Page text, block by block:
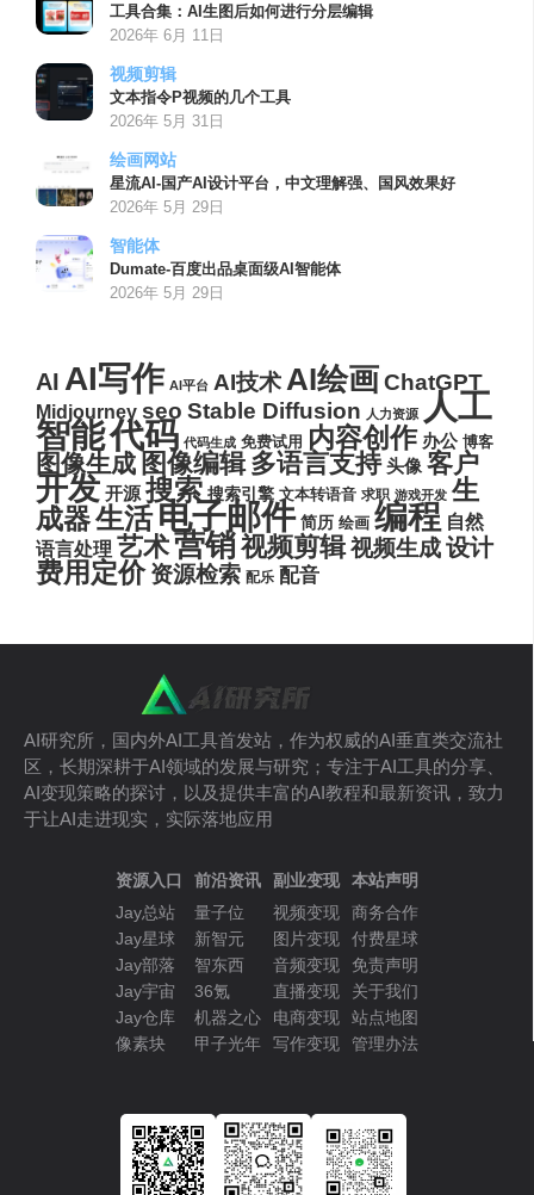
工具合集：AI生图后如何进行分层编辑
2026年 6月 11日
视频剪辑
文本指令P视频的几个工具
2026年 5月 31日
绘画网站
星流AI-国产AI设计平台，中文理解强、国风效果好
2026年 5月 29日
智能体
Dumate-百度出品桌面级AI智能体
2026年 5月 29日
AI AI写作 AI平台 AI技术AI绘画ChatGPT
Midjourney seo Stable Diffusion 人力资源 人工
智能代码 代码生成 免费试用 内容创作 办公 博客
图像生成 图像编辑 多语言支持 头像 客户
开发 开源 搜索 搜索引擎 文本转语音 求职 游戏开发 生
成器生活电子邮件 简历 绘画 编程 自然
语言处理 艺术营销视频剪辑视频生成设计
费用定价 资源检索 配乐 配音
AI研究所，国内外AI工具首发站，作为权威的AI垂直类交流社
区，长期深耕于AI领域的发展与研究；专注于AI工具的分享、
AI变现策略的探讨，以及提供丰富的AI教程和最新资讯，致力
于让AI走进现实，实际落地应用
资源入口
Jay总站
Jay星球
Jay部落
Jay宇宙
Jay仓库
像素块
前沿资讯
量子位
新智元
智东西
36氪
机器之心
甲子光年
副业变现
视频变现
图片变现
音频变现
直播变现
电商变现
写作变现
本站声明
商务合作
付费星球
免责声明
关于我们
站点地图
管理办法